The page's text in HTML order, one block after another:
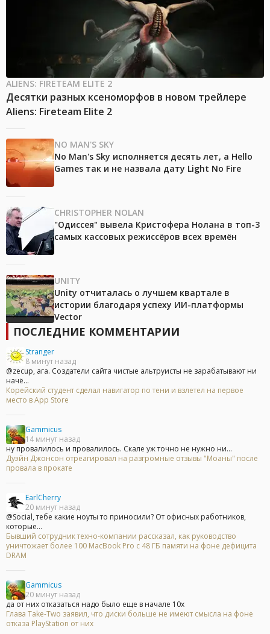
ALIENS: FIRETEAM ELITE 2
Десятки разных ксеноморфов в новом трейлере
Aliens: Fireteam Elite 2
NO MAN'S SKY
No Man's Sky исполняется десять лет, а Hello
Games так и не назвала дату Light No Fire
CHRISTOPHER NOLAN
"Одиссея" вывела Кристофера Нолана в топ-3
самых кассовых режиссёров всех времён
UNITY
Unity отчиталась о лучшем квартале в
истории благодаря успеху ИИ-платформы
Vector
ПОСЛЕДНИЕ КОММЕНТАРИИ
Stranger
8 минут назад
@zecup, ага. Создатели сайта чистые альтруисты не зарабатывают ни
начё...
Корейский студент сделал навигатор по тени и взлетел на первое
место в App Store
Gammicus
14 минут назад
ну провалилось и провалилось. Скале уж точно не нужно ни...
Дуэйн Джонсон отреагировал на разгромные отзывы "Моаны" после
провала в прокате
EarlCherry
20 минут назад
@Social, тебе какие ноуты то приносили? От офисных работников,
которые...
Бывший сотрудник техно-компании рассказал, как руководство
уничтожает более 100 MacBook Pro с 48 ГБ памяти на фоне дефицита
DRAM
Gammicus
20 минут назад
да от них отказаться надо было еще в начале 10х
Глава Take-Two заявил, что диски больше не имеют смысла на фоне
отказа PlayStation от них